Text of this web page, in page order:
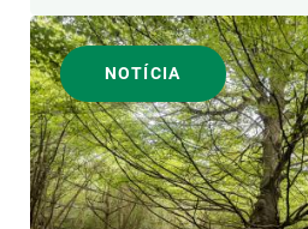
NOTÍCIA